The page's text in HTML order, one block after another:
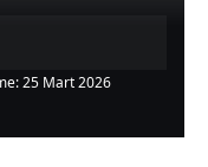
25 Mart 2026